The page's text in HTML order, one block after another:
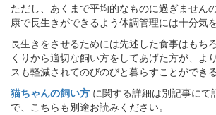
ただし、あくまで平均的なものに過ぎません
康で長生きができるよう体調管理には十分気
長生きをさせるためには先述した食事はもち
くりから適切な飼い方をしてあげた方が、よ
スも軽減されてのびのびと暮らすことができ
猫ちゃんの飼い方 に関する詳細は別記事にて
で、こちらも別途お読みください。